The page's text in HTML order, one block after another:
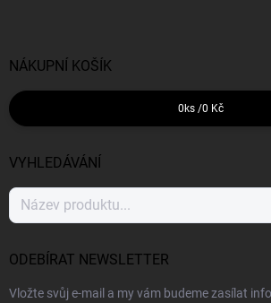
NÁKUPNÍ KOŠÍK
0 ks /0 Kč
VYHLEDÁVÁNÍ
ODEBÍRAT NEWSLETTER
Vložte svůj e-mail a my vám budeme zasílat